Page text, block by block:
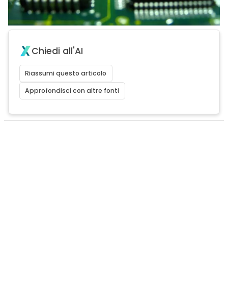
Chiedi all'AI
Riassumi questo articolo
Approfondisci con altre fonti